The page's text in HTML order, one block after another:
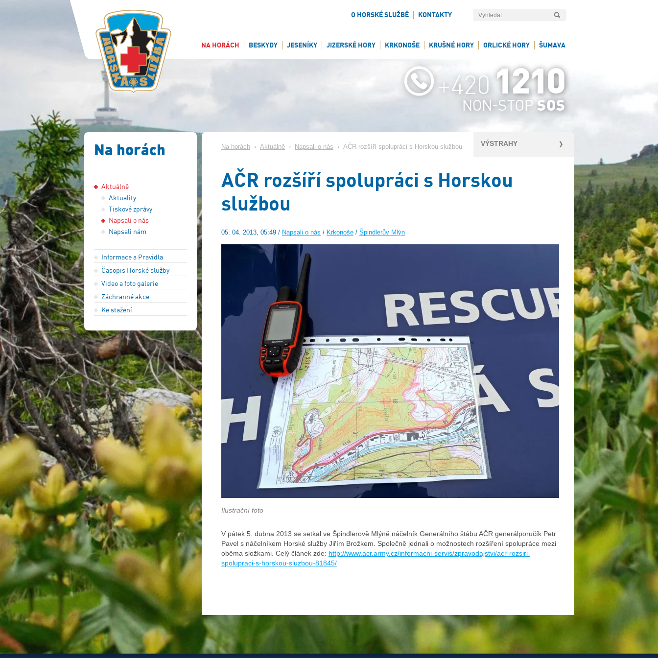
O HORSKÉ SLUŽBĚ KONTAKTY
NA HORÁCH BESKYDY JESENÍKY JIZERSKÉ HORY KRKONOŠE KRUŠNÉ HORY ORLICKÉ HORY ŠUMAVA
Na horách
Aktuálně
Aktuality
Tiskové zprávy
Napsali o nás
Napsali nám
Informace a Pravidla
Časopis Horské služby
Video a foto galerie
Záchranné akce
Ke stažení
VÝSTRAHY
Na horách › Aktuálně › Napsali o nás › AČR rozšíří spolupráci s Horskou službou
AČR rozšíří spolupráci s Horskou
službou
05. 04. 2013, 05:49 / Napsali o nás / Krkonoše / Špindlerův Mlýn
Ilustrační foto
V pátek 5. dubna 2013 se setkal ve Špindlerově Mlýně náčelník Generálního štábu AČR generálporučík Petr
Pavel s náčelníkem Horské služby Jiřím Brožkem. Společně jednali o možnostech rozšíření spolupráce mezi
oběma složkami. Celý článek zde: http://www.acr.army.cz/informacni-servis/zpravodajstvi/acr-rozsiri-
spolupraci-s-horskou-sluzbou-81845/